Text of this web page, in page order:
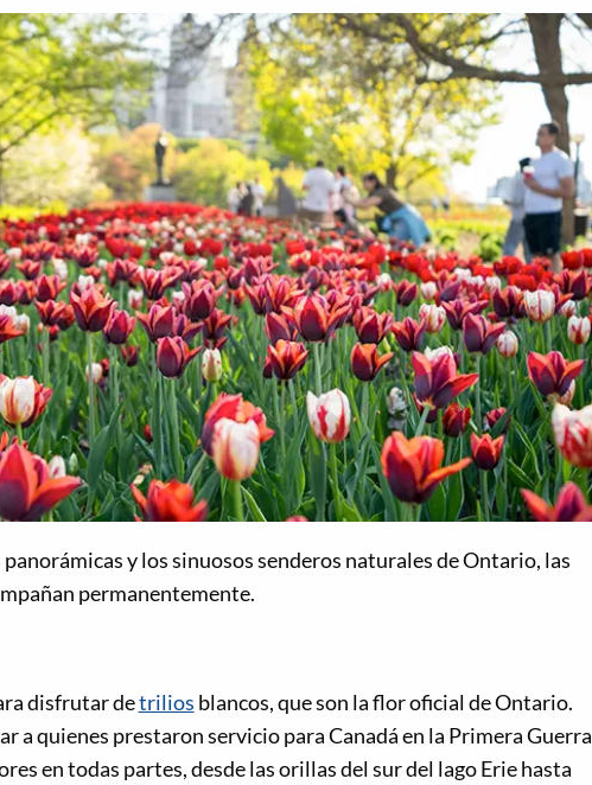
y los sinuosos senderos naturales de Ontario, las
permanentemente.
disfrutar detrilios blancos, que son la flor oficial de Ontario.
a quienes prestaron servicio para Canadá en la Primera Guerra
en todas partes, desde las orillas del sur del lago Erie hasta